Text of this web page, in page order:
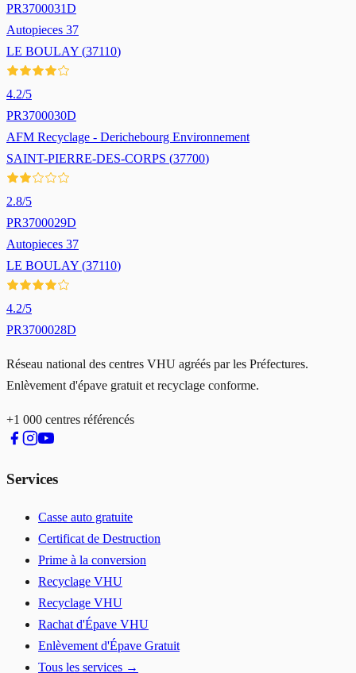
PR3700031D
Autopieces 37
LE BOULAY (37110)
4.2/5
PR3700030D
AFM Recyclage - Derichebourg Environnement
SAINT-PIERRE-DES-CORPS (37700)
2.8/5
PR3700029D
Autopieces 37
LE BOULAY (37110)
4.2/5
PR3700028D
Réseau national des centres VHU agréés par les Préfectures.
Enlèvement d'épave gratuit et recyclage conforme.
+1 000 centres référencés
Services
Casse auto gratuite
Certificat de Destruction
Prime à la conversion
Recyclage VHU
Recyclage VHU
Rachat d'Épave VHU
Enlèvement d'Épave Gratuit
Tous les services →